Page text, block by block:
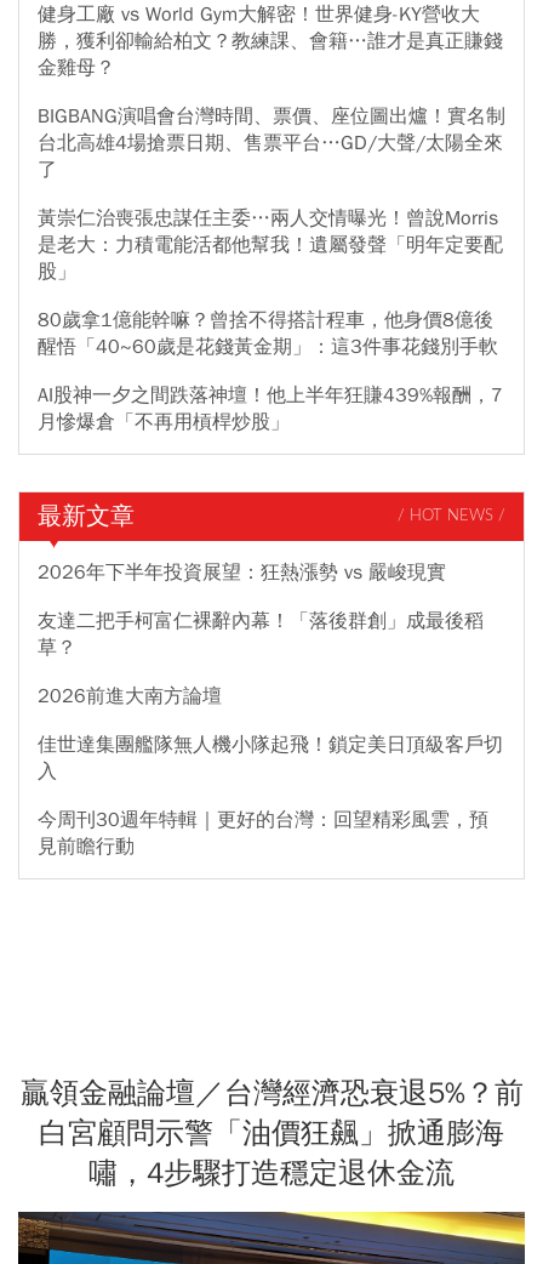
健身工廠 vs World Gym大解密！世界健身-KY營收大
勝，獲利卻輸給柏文？教練課、會籍…誰才是真正賺錢
金雞母？
BIGBANG演唱會台灣時間、票價、座位圖出爐！實名制
台北高雄4場搶票日期、售票平台…GD/大聲/太陽全來
了
黃崇仁治喪張忠謀任主委…兩人交情曝光！曾說Morris
是老大：力積電能活都他幫我！遺屬發聲「明年定要配
股」
80歲拿1億能幹嘛？曾捨不得搭計程車，他身價8億後
醒悟「40~60歲是花錢黃金期」：這3件事花錢別手軟
AI股神一夕之間跌落神壇！他上半年狂賺439%報酬，7
月慘爆倉「不再用槓桿炒股」
最新文章 / HOT NEWS /
2026年下半年投資展望：狂熱漲勢 vs 嚴峻現實
友達二把手柯富仁裸辭內幕！「落後群創」成最後稻
草？
2026前進大南方論壇
佳世達集團艦隊無人機小隊起飛！鎖定美日頂級客戶切
入
今周刊30週年特輯｜更好的台灣：回望精彩風雲，預
見前瞻行動
贏領金融論壇／台灣經濟恐衰退5%？前
白宮顧問示警「油價狂飆」掀通膨海
嘯，4步驟打造穩定退休金流